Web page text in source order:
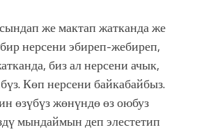
же мактап жатканда же
нерсени эбиреп-жебиреп,
биз ал нерсени ачык,
Көп нерсени байкабайбыз.
өзүбүз жөнүндө өз оюбуз
мындаймын деп элестетип